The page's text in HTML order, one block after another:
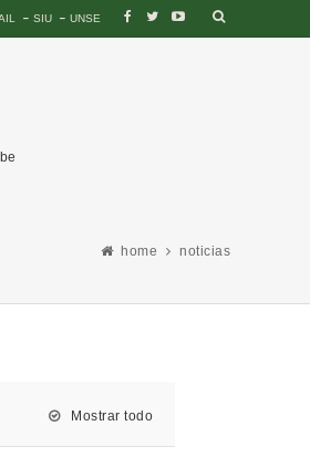
SIU UNSE
home noticias
Mostrar todo